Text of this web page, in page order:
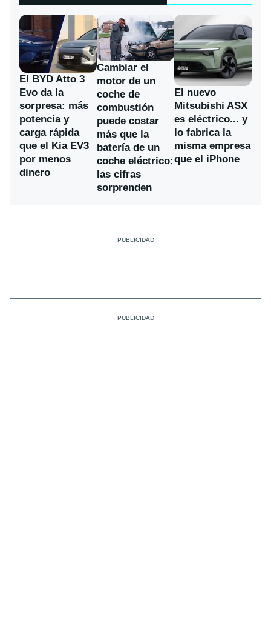
El BYD Atto 3
Evo da la
sorpresa: más
potencia y
carga rápida
que el Kia EV3
por menos
dinero
Cambiar el
motor de un
coche de
combustión
puede costar
más que la
batería de un
coche eléctrico:
las cifras
sorprenden
El nuevo
Mitsubishi ASX
es eléctrico... y
lo fabrica la
misma empresa
que el iPhone